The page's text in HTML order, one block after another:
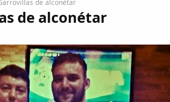
de alconétar
de alconétar